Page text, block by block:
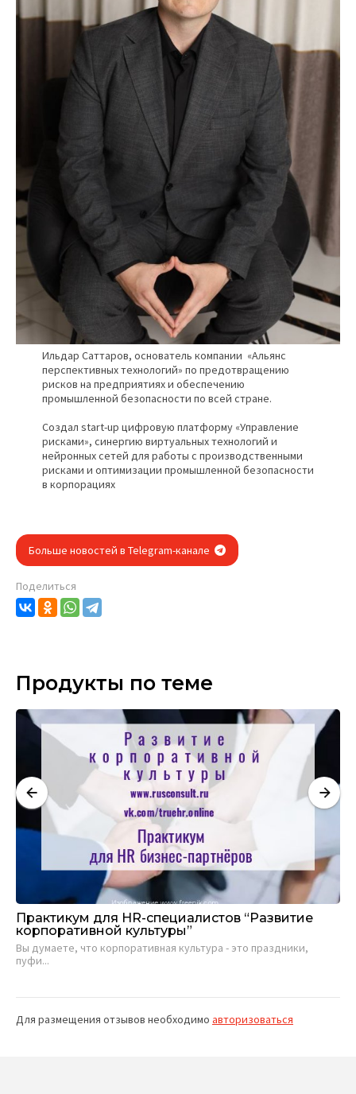
Ильдар Саттаров, основатель компании «Альянс
перспективных технологий» по предотвращению
рисков на предприятиях и обеспечению
промышленной безопасности по всей стране.
Создал start-up цифровую платформу «Управление
рисками», синергию виртуальных технологий и
нейронных сетей для работы с производственными
рисками и оптимизации промышленной безопасности
в корпорациях
Больше новостей в Telegram-канале
Поделиться
Продукты по теме
Практикум для HR-специалистов “Развитие
корпоративной культуры”
Вы думаете, что корпоративная культура - это праздники,
пуфи...
Для размещения отзывов необходимо авторизоваться